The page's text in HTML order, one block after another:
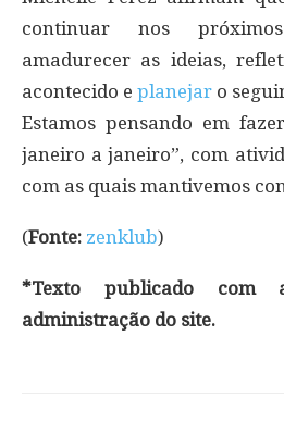
continuar nos
amadurecer as ideias,
acontecido e planejar o
Estamos pensando em
janeiro a janeiro”, com
com as quais mantivemos
(Fonte: zenklub)
*Texto publicado com
administração do site.